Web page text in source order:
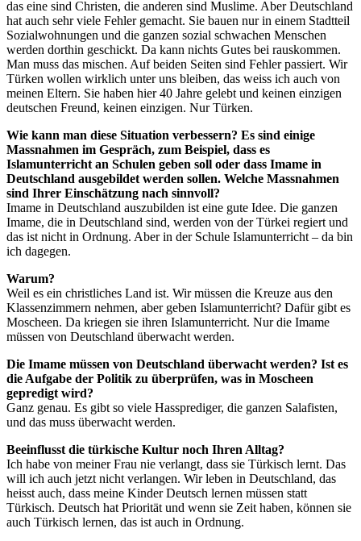
das eine sind Christen, die anderen sind Muslime. Aber Deutschland
hat auch sehr viele Fehler gemacht. Sie bauen nur in einem Stadtteil
Sozialwohnungen und die ganzen sozial schwachen Menschen
werden dorthin geschickt. Da kann nichts Gutes bei rauskommen.
Man muss das mischen. Auf beiden Seiten sind Fehler passiert. Wir
Türken wollen wirklich unter uns bleiben, das weiss ich auch von
meinen Eltern. Sie haben hier 40 Jahre gelebt und keinen einzigen
deutschen Freund, keinen einzigen. Nur Türken.
Wie kann man diese Situation verbessern? Es sind einige
Massnahmen im Gespräch, zum Beispiel, dass es
Islamunterricht an Schulen geben soll oder dass Imame in
Deutschland ausgebildet werden sollen. Welche Massnahmen
sind Ihrer Einschätzung nach sinnvoll?
Imame in Deutschland auszubilden ist eine gute Idee. Die ganzen
Imame, die in Deutschland sind, werden von der Türkei regiert und
das ist nicht in Ordnung. Aber in der Schule Islamunterricht – da bin
ich dagegen.
Warum?
Weil es ein christliches Land ist. Wir müssen die Kreuze aus den
Klassenzimmern nehmen, aber geben Islamunterricht? Dafür gibt es
Moscheen. Da kriegen sie ihren Islamunterricht. Nur die Imame
müssen von Deutschland überwacht werden.
Die Imame müssen von Deutschland überwacht werden? Ist es
die Aufgabe der Politik zu überprüfen, was in Moscheen
gepredigt wird?
Ganz genau. Es gibt so viele Hassprediger, die ganzen Salafisten,
und das muss überwacht werden.
Beeinflusst die türkische Kultur noch Ihren Alltag?
Ich habe von meiner Frau nie verlangt, dass sie Türkisch lernt. Das
will ich auch jetzt nicht verlangen. Wir leben in Deutschland, das
heisst auch, dass meine Kinder Deutsch lernen müssen statt
Türkisch. Deutsch hat Priorität und wenn sie Zeit haben, können sie
auch Türkisch lernen, das ist auch in Ordnung.